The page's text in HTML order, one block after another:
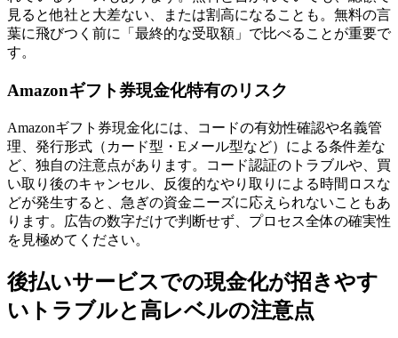
見ると他社と大差ない、または割高になることも。無料の言
葉に飛びつく前に「最終的な受取額」で比べることが重要で
す。
Amazonギフト券現金化特有のリスク
Amazonギフト券現金化には、コードの有効性確認や名義管
理、発行形式（カード型・Eメール型など）による条件差な
ど、独自の注意点があります。コード認証のトラブルや、買
い取り後のキャンセル、反復的なやり取りによる時間ロスな
どが発生すると、急ぎの資金ニーズに応えられないこともあ
ります。広告の数字だけで判断せず、プロセス全体の確実性
を見極めてください。
後払いサービスでの現金化が招きやす
いトラブルと高レベルの注意点